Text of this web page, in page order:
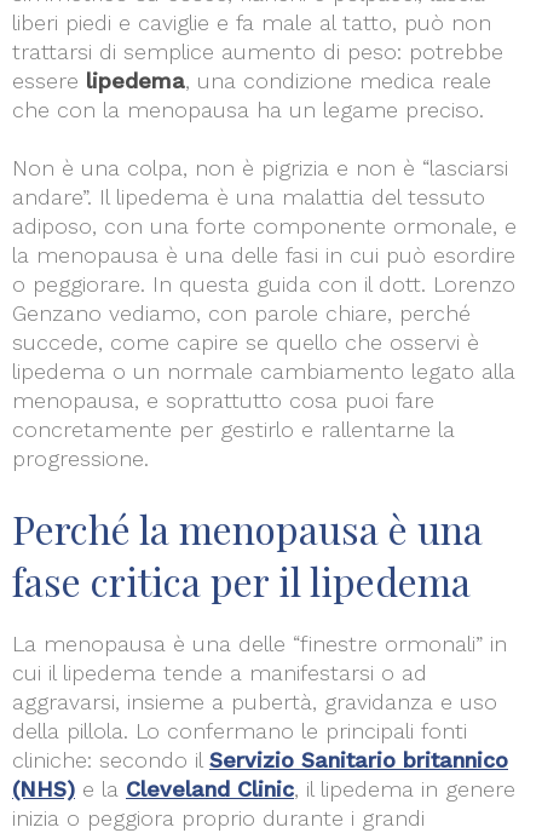
liberi piedi e caviglie e fa male al tatto, può non
trattarsi di semplice aumento di peso: potrebbe
essere lipedema, una condizione medica reale
che con la menopausa ha un legame preciso.
Non è una colpa, non è pigrizia e non è “lasciarsi
andare”. Il lipedema è una malattia del tessuto
adiposo, con una forte componente ormonale, e
la menopausa è una delle fasi in cui può esordire
o peggiorare. In questa guida con il dott. Lorenzo
Genzano vediamo, con parole chiare, perché
succede, come capire se quello che osservi è
lipedema o un normale cambiamento legato alla
menopausa, e soprattutto cosa puoi fare
concretamente per gestirlo e rallentarne la
progressione.
Perché la menopausa è una
fase critica per il lipedema
La menopausa è una delle “finestre ormonali” in
cui il lipedema tende a manifestarsi o ad
aggravarsi, insieme a pubertà, gravidanza e uso
della pillola. Lo confermano le principali fonti
cliniche: secondo il Servizio Sanitario britannico
(NHS) e la Cleveland Clinic, il lipedema in genere
inizia o peggiora proprio durante i grandi